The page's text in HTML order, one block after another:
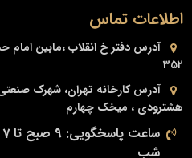
اطلاعات تماس
آدرس دفتر خ انقلاب ،مابین
۳۵۲
آدرس کارخانه تهران، شهرک
هشترودی ، میخک چهارم
ساعت پاسخگویی: 9 صبح تا 7
شب